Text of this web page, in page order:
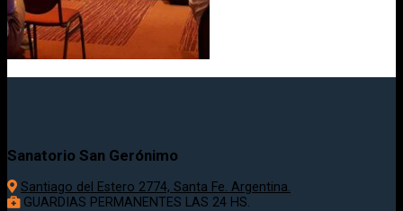
Sanatorio San Gerónimo
Santiago del Estero 2774, Santa Fe. Argentina.
GUARDIAS PERMANENTES LAS 24 HS.